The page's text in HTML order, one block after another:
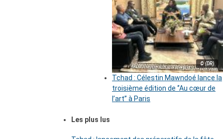
© (DR)
Tchad : Célestin Mawndoé lance la
troisième édition de ‘’Au cœur de
l’art’’ à Paris
Les plus lus